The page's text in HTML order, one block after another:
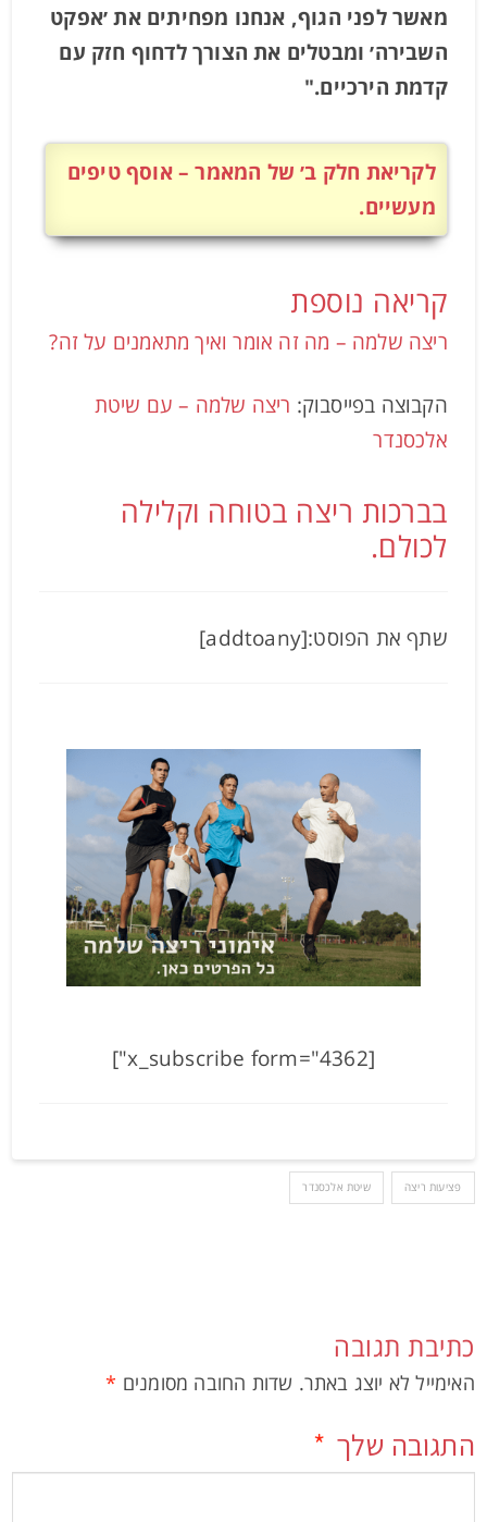
מאשר לפני הגוף, אנחנו מפחיתים את ׳אפקט
השבירה׳ ומבטלים את הצורך לדחוף חזק עם
קדמת הירכיים."
לקריאת חלק ב׳ של המאמר – אוסף טיפים
מעשיים.
קריאה נוספת
ריצה שלמה – מה זה אומר ואיך מתאמנים על זה?
הקבוצה בפייסבוק: ריצה שלמה – עם שיטת
אלכסנדר
בברכות ריצה בטוחה וקלילה
לכולם.
שתף את הפוסט:[addtoany]
[x_subscribe form="4362"]
פציעות ריצה שיטת אלכסנדר
כתיבת תגובה
האימייל לא יוצג באתר. שדות החובה מסומנים *
התגובה שלך *